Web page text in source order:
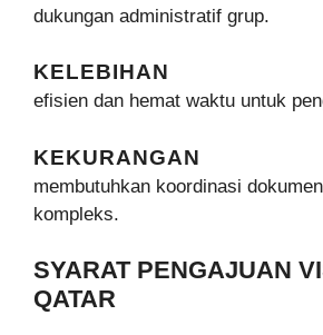
dukungan administratif grup.
KELEBIHAN
efisien dan hemat waktu untuk
KEKURANGAN
membutuhkan koordinasi
kompleks.
SYARAT PENGAJUAN
QATAR